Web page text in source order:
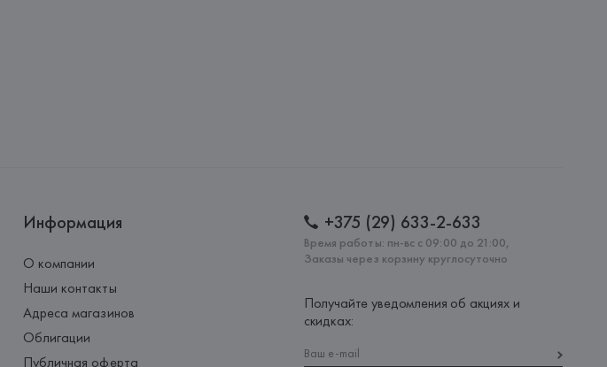
Информация
О компании
Наши контакты
Адреса магазинов
Облигации
Публичная оферта
+375 (29) 633-2-633
Время работы: пн-вс с 09:00 до 21:00,
Заказы через корзину круглосуточно
Получайте уведомления об акциях и
скидках: